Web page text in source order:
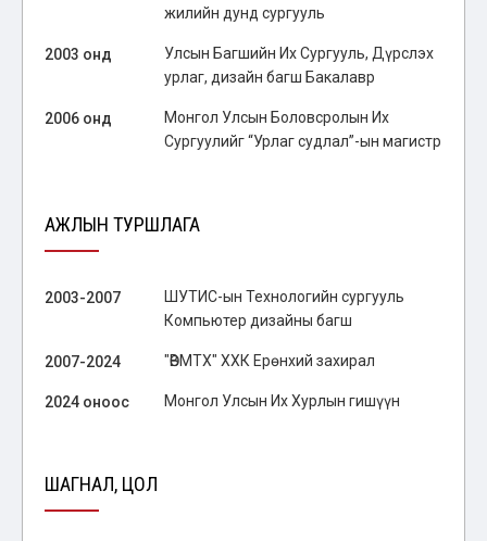
жилийн дунд сургууль
2003 онд
Улсын Багшийн Их Сургууль, Дүрслэх
урлаг, дизайн багш Бакалавр
2006 онд
Монгол Улсын Боловсролын Их
Сургуулийг “Урлаг судлал”-ын магистр
АЖЛЫН ТУРШЛАГА
2003-2007
ШУТИС-ын Технологийн сургууль
Компьютер дизайны багш
2007-2024 "ӨВМТХ" ХХК Ерөнхий захирал
2024 оноос Монгол Улсын Их Хурлын гишүүн
ШАГНАЛ, ЦОЛ